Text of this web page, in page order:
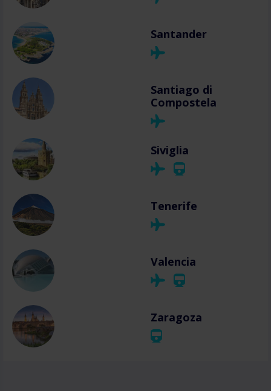
Santander
Santiago di
Compostela
Siviglia
Tenerife
Valencia
Zaragoza